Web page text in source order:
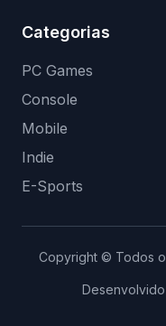
Categorias
PC Games
Console
Mobile
Indie
E-Sports
Copyright © Todos